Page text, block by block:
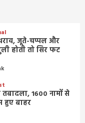
जूते-चप्पल और
होती तो सिर फट
1600 नामों से
हुए बाहर